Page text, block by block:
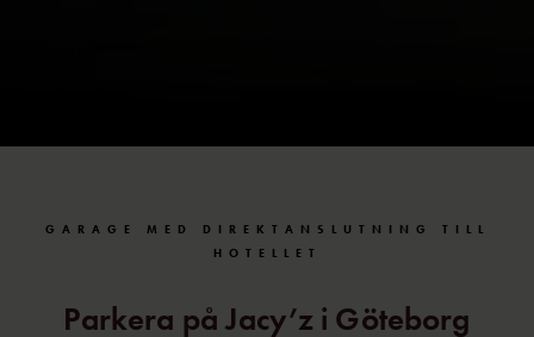
GARAGE MED DIREKTANSLUTNING TILL
HOTELLET
Parkera på Jacy’z i Göteborg